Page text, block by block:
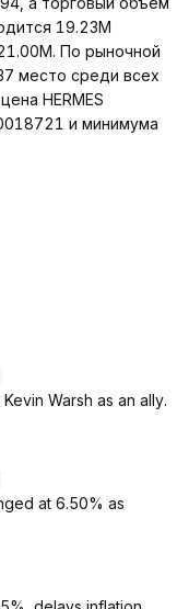
19.23M
По рыночной
место среди всех
HERMES
и минимума
Warsh as an ally.
at 6.50% as